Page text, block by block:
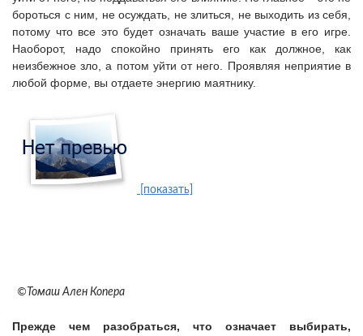
бороться с ним, не осуждать, не злиться, не выходить из себя,
потому что все это будет означать ваше участие в его игре.
Наоборот, надо спокойно принять его как должное, как
неизбежное зло, а потом уйти от него. Проявляя неприятие в
любой форме, вы отдаете энергию маятнику.
[показать]
©Томаш Ален Копера
Прежде чем разобраться, что означает выбирать,